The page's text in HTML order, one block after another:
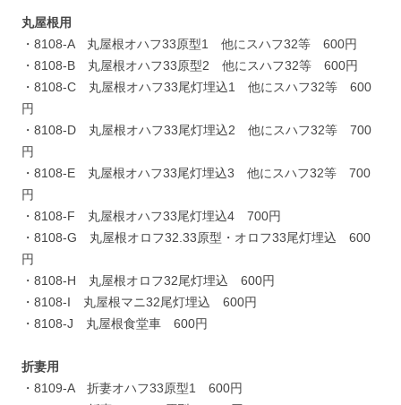
丸屋根用
・8108-A 丸屋根オハフ33原型1 他にスハフ32等 600円
・8108-B 丸屋根オハフ33原型2 他にスハフ32等 600円
・8108-C 丸屋根オハフ33尾灯埋込1 他にスハフ32等 600
円
・8108-D 丸屋根オハフ33尾灯埋込2 他にスハフ32等 700
円
・8108-E 丸屋根オハフ33尾灯埋込3 他にスハフ32等 700
円
・8108-F 丸屋根オハフ33尾灯埋込4 700円
・8108-G 丸屋根オロフ32.33原型・オロフ33尾灯埋込 600
円
・8108-H 丸屋根オロフ32尾灯埋込 600円
・8108-I 丸屋根マニ32尾灯埋込 600円
・8108-J 丸屋根食堂車 600円
折妻用
・8109-A 折妻オハフ33原型1 600円